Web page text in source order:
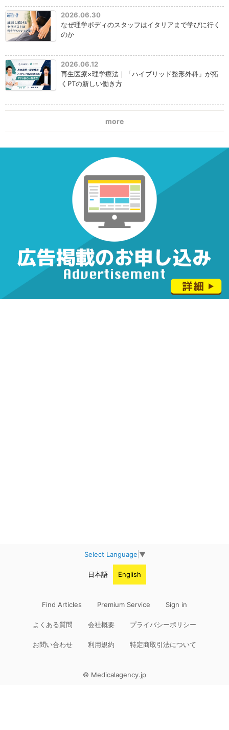
2026.06.30
なぜ理学ボディのスタッフはイタリアまで学びに行く
のか
2026.06.12
再生医療×理学療法｜「ハイブリッド整形外科」が拓
くPTの新しい働き方
more
Select Language ▼
日本語 English
Find Articles Premium Service Sign in
よくある質問 会社概要 プライバシーポリシー
お問い合わせ 利用規約 特定商取引法について
© Medicalagency.jp